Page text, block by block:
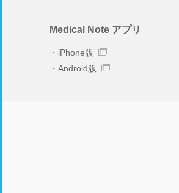
Medical Note アプリ
iPhone版
Android版